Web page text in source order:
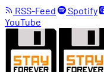
RSS-Feed Spotify
YouTube